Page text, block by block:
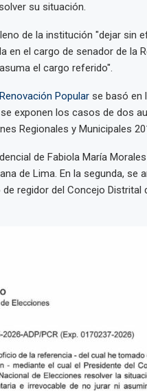
su situación.
de la institución "dejar sin
en el cargo de senador de la
el cargo referido".
Renovación Popularse basó en
exponen los casos de dos
Regionales y Municipales
de Fabiola María
de Lima. En la segunda, se
regidor del Concejo Distrital